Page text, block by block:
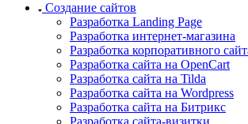
Создание сайтов
Разработка Landing Page
Разработка интернет-магазина
Разработка корпоративного
Разработка сайта на OpenCart
Разработка сайта на Tilda
Разработка сайта на Wordpress
Разработка сайта на Битрикс